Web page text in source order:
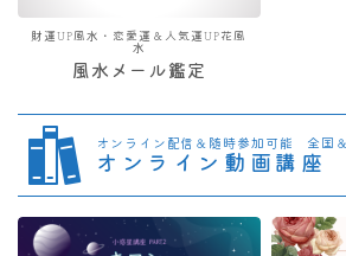
財運UP風水・恋愛運＆人気運UP花風
水
風水メール鑑定
オンライン配信＆随時参加可能 全国
オンライン動画講座